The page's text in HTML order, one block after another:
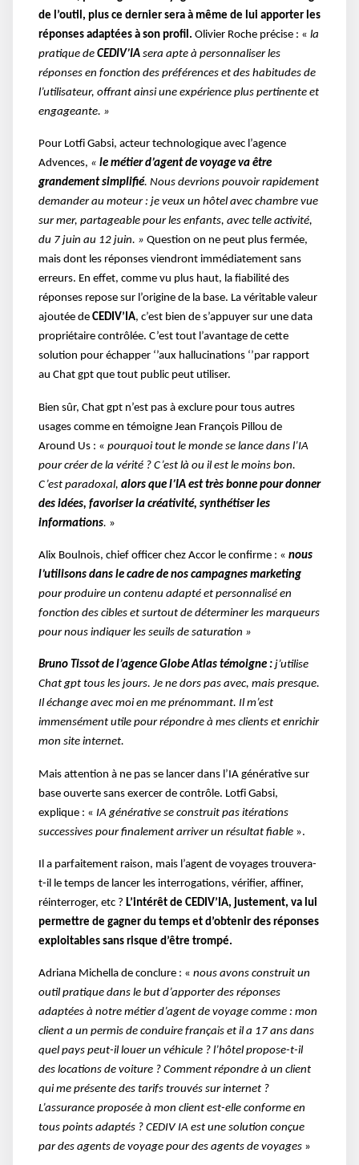
de l’outil, plus ce dernier sera à même de lui apporter les
réponses adaptées à son profil. Olivier Roche précise : « la
pratique de CEDIV’IA sera apte à personnaliser les
réponses en fonction des préférences et des habitudes de
l’utilisateur, offrant ainsi une expérience plus pertinente et
engageante. »
Pour Lotfi Gabsi, acteur technologique avec l’agence
Advences, « le métier d’agent de voyage va être
grandement simplifié. Nous devrions pouvoir rapidement
demander au moteur : je veux un hôtel avec chambre vue
sur mer, partageable pour les enfants, avec telle activité,
du 7 juin au 12 juin. » Question on ne peut plus fermée,
mais dont les réponses viendront immédiatement sans
erreurs. En effet, comme vu plus haut, la fiabilité des
réponses repose sur l’origine de la base. La véritable valeur
ajoutée de CEDIV’IA, c’est bien de s’appuyer sur une data
propriétaire contrôlée. C’est tout l’avantage de cette
solution pour échapper ‘’aux hallucinations ‘’par rapport
au Chat gpt que tout public peut utiliser.
Bien sûr, Chat gpt n’est pas à exclure pour tous autres
usages comme en témoigne Jean François Pillou de
Around Us : « pourquoi tout le monde se lance dans l’IA
pour créer de la vérité ? C’est là ou il est le moins bon.
C’est paradoxal, alors que l’IA est très bonne pour donner
des idées, favoriser la créativité, synthétiser les
informations. »
Alix Boulnois, chief officer chez Accor le confirme : « nous
l’utilisons dans le cadre de nos campagnes marketing
pour produire un contenu adapté et personnalisé en
fonction des cibles et surtout de déterminer les marqueurs
pour nous indiquer les seuils de saturation »
Bruno Tissot de l’agence Globe Atlas témoigne : j’utilise
Chat gpt tous les jours. Je ne dors pas avec, mais presque.
Il échange avec moi en me prénommant. Il m’est
immensément utile pour répondre à mes clients et enrichir
mon site internet.
Mais attention à ne pas se lancer dans l’IA générative sur
base ouverte sans exercer de contrôle. Lotfi Gabsi,
explique : « IA générative se construit pas itérations
successives pour finalement arriver un résultat fiable ».
Il a parfaitement raison, mais l’agent de voyages trouvera-
t-il le temps de lancer les interrogations, vérifier, affiner,
réinterroger, etc ? L’intérêt de CEDIV’IA, justement, va lui
permettre de gagner du temps et d’obtenir des réponses
exploitables sans risque d’être trompé.
Adriana Michella de conclure : « nous avons construit un
outil pratique dans le but d’apporter des réponses
adaptées à notre métier d’agent de voyage comme : mon
client a un permis de conduire français et il a 17 ans dans
quel pays peut-il louer un véhicule ? l’hôtel propose-t-il
des locations de voiture ? Comment répondre à un client
qui me présente des tarifs trouvés sur internet ?
L’assurance proposée à mon client est-elle conforme en
tous points adaptés ? CEDIV IA est une solution conçue
par des agents de voyage pour des agents de voyages »